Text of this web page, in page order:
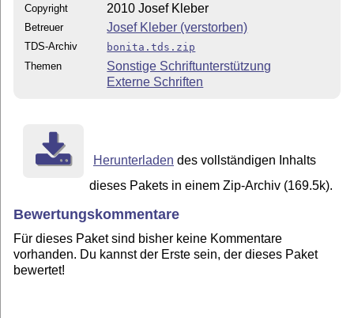
Copyright 2010 Josef Kleber
Betreuer Josef Kleber (verstorben)
TDS-Archiv
bonita.tds.zip
Themen
Sonstige Schriftunterstützung
Externe Schriften
Herunterladen des vollständigen Inhalts
dieses Pakets in einem Zip-Archiv (169.5k).
Bewertungskommentare
Für dieses Paket sind bisher keine Kommentare
vorhanden. Du kannst der Erste sein, der dieses Paket
bewertet!